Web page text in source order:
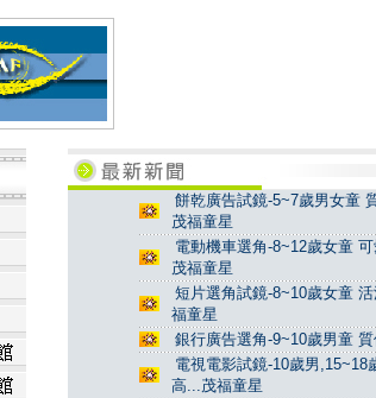
餅乾廣告試鏡-5~7歲男女童
茂福童星
電動機車選角-8~12歲女童
茂福童星
短片選角試鏡-8~10歲女童
福童星
銀行廣告選角-9~10歲男童
電視電影試鏡-10歲男
高...茂福童星